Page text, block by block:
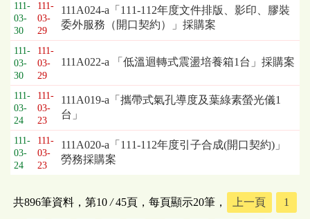
111-
03-
30
111-
03-
29
111A024-a「111-112年度文件排版、影印、膠裝
委外服務（開口契約）」採購案
111-
03-
30
111-
03-
29
111A022-a 「低溫迴轉式震盪培養箱1台」採購案
111-
03-
24
111-
03-
23
111A019-a「攜帶式氣孔導度及葉綠素螢光儀1
台」
111-
03-
24
111-
03-
23
111A020-a「111-112年度引子合成(開口契約)」
勞務採購案
共896筆資料，第10/45頁，每頁顯示20筆， 上一頁 1